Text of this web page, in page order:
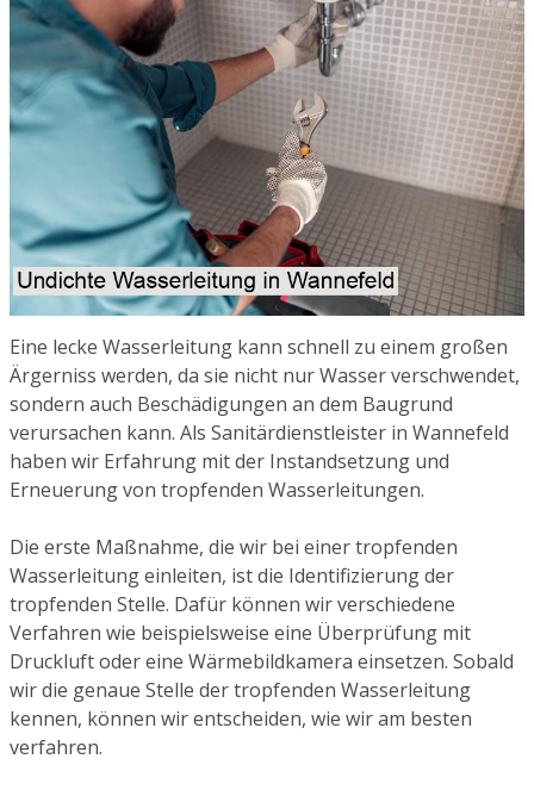
Eine lecke Wasserleitung kann schnell zu einem großen
Ärgerniss werden, da sie nicht nur Wasser verschwendet,
sondern auch Beschädigungen an dem Baugrund
verursachen kann. Als Sanitärdienstleister in Wannefeld
haben wir Erfahrung mit der Instandsetzung und
Erneuerung von tropfenden Wasserleitungen.
Die erste Maßnahme, die wir bei einer tropfenden
Wasserleitung einleiten, ist die Identifizierung der
tropfenden Stelle. Dafür können wir verschiedene
Verfahren wie beispielsweise eine Überprüfung mit
Druckluft oder eine Wärmebildkamera einsetzen. Sobald
wir die genaue Stelle der tropfenden Wasserleitung
kennen, können wir entscheiden, wie wir am besten
verfahren.